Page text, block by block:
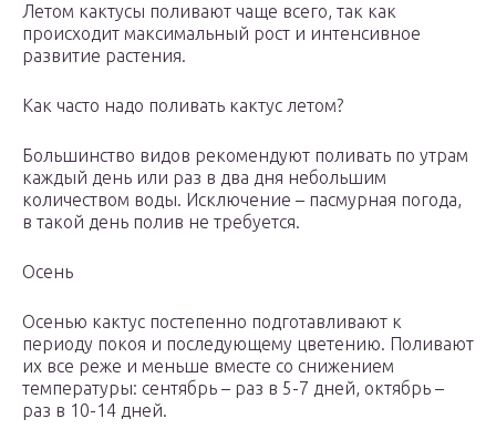
Летом кактусы поливают чаще всего, так как
происходит максимальный рост и интенсивное
развитие растения.
Как часто надо поливать кактус летом?
Большинство видов рекомендуют поливать по утрам
каждый день или раз в два дня небольшим
количеством воды. Исключение – пасмурная погода,
в такой день полив не требуется.
Осень
Осенью кактус постепенно подготавливают к
периоду покоя и последующему цветению. Поливают
их все реже и меньше вместе со снижением
температуры: сентябрь – раз в 5-7 дней, октябрь –
раз в 10-14 дней.